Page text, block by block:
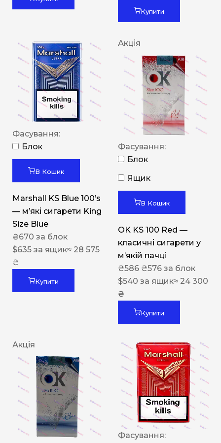
Купити
Фасування:
Блок
В Кошик
Marshall KS Blue 100’s
— м’які сигарети King
Size Blue
₴670 за блок
$635 за ящик≈ 28 575
₴
Купити
Акція
Фасування:
Блок
Ящик
В Кошик
OK KS 100 Red —
класичні сигарети у
м’якій пачці
₴586 ₴576 за блок
$540 за ящик≈ 24 300
₴
Купити
Акція
Фасування: